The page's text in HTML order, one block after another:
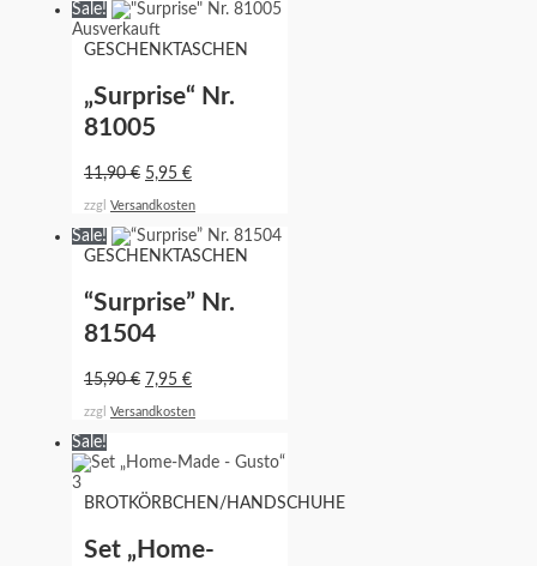
Sale!
Ausverkauft
GESCHENKTASCHEN
„Surprise“ Nr.
81005
11,90€ 5,95 €
zzgl Versandkosten
Sale!
GESCHENKTASCHEN
“Surprise” Nr.
81504
15,90€ 7,95 €
zzgl Versandkosten
Sale!
BROTKÖRBCHEN/HANDSCHUHE
Set „Home-